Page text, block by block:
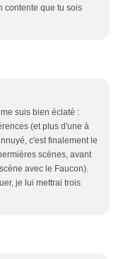
contente que tu sois
suis bien éclaté :
(et plus d'une à
c'est finalement le
scènes, avant
avec le Faucon).
je lui mettrai trois